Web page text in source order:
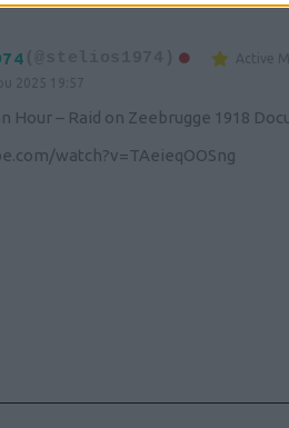
Active
2025 19:57
Hour – Raid on Zeebrugge 1918
watch?v=TAeieqOOSng